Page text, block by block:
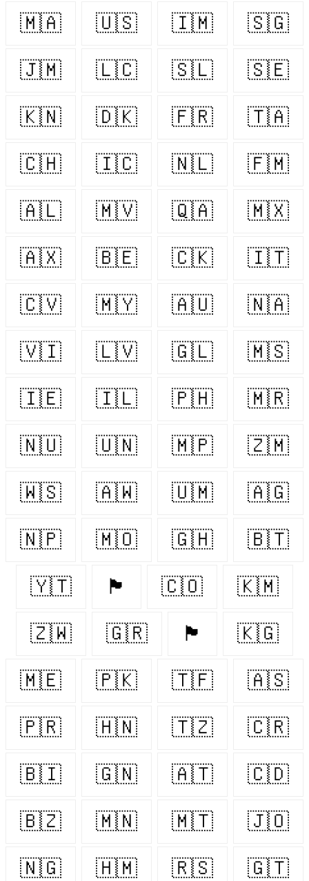
🇲🇦 🇺🇸 🇮🇲 🇸🇬
🇯🇲 🇱🇨 🇸🇱 🇸🇪
🇰🇳 🇩🇰 🇫🇷 🇹🇦
🇨🇭 🇮🇨 🇳🇱 🇫🇲
🇦🇱 🇲🇻 🇶🇦 🇲🇽
🇦🇽 🇧🇪 🇨🇰 🇮🇹
🇨🇻 🇲🇾 🇦🇺 🇳🇦
🇻🇮 🇱🇻 🇬🇱 🇲🇸
🇮🇪 🇮🇱 🇵🇭 🇲🇷
🇳🇺 🇺🇳 🇲🇵 🇿🇲
🇼🇸 🇦🇼 🇺🇲 🇦🇬
🇳🇵 🇲🇴 🇬🇭 🇧🇹
🇾🇹 🏴󠁧󠁢󠁥󠁮󠁧󠁿 🇨🇴 🇰🇲
🇿🇼 🇬🇷 🏴󠁧󠁢󠁳󠁣󠁴󠁿 🇰🇬
🇲🇪 🇵🇰 🇹🇫 🇦🇸
🇵🇷 🇭🇳 🇹🇿 🇨🇷
🇧🇮 🇬🇳 🇦🇹 🇨🇩
🇧🇿 🇲🇳 🇲🇹 🇯🇴
🇳🇬 🇭🇲 🇷🇸 🇬🇹